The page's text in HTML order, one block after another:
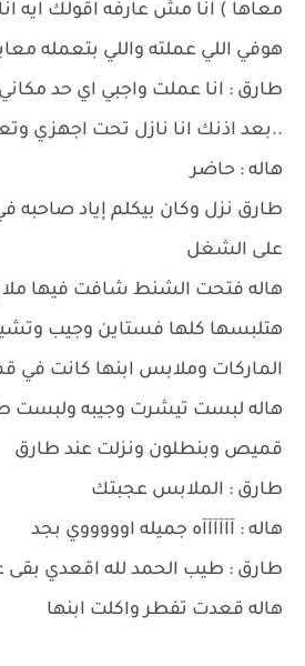
معاها ) انا مش عارفه اقولك
هوفي اللي عملته واللي بتعمله
طارق : انا عملت واجبي اي حد
..بعد اذنك انا نازل تحت اجهزي
هاله : حاضر
طارق نزل وكان بيكلم إياد صاحبه
على الشغل
هاله فتحت الشنط شافت فيها
هتلبسها كلها فستاين وجيب
الماركات وملابس ابنها كانت في
هاله لبست تيشرت وجيبه ولبست
قميص وبنطلون ونزلت عند طارق
طارق : الملابس عجبتك
هاله : آآآآآآه جميله اوووووي بجد
طارق : طيب الحمد لله اقعدي
هاله قعدت تفطر واكلت ابنها